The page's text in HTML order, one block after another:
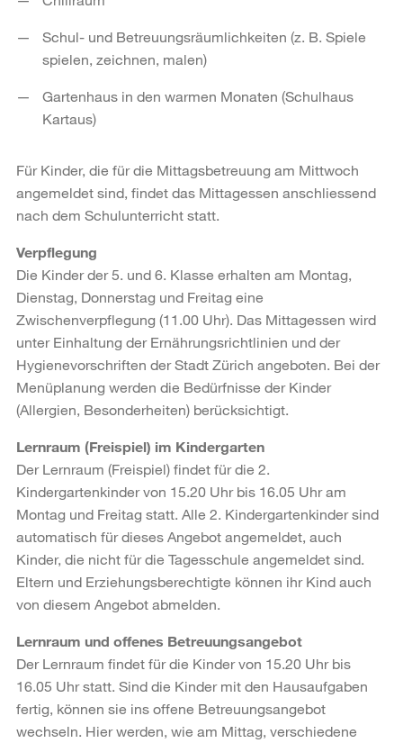
Schul- und Betreuungsräumlichkeiten (z. B. Spiele
spielen, zeichnen, malen)
Gartenhaus in den warmen Monaten (Schulhaus
Kartaus)
Für Kinder, die für die Mittagsbetreuung am Mittwoch
angemeldet sind, findet das Mittagessen anschliessend
nach dem Schulunterricht statt.
Verpflegung
Die Kinder der 5. und 6. Klasse erhalten am Montag,
Dienstag, Donnerstag und Freitag eine
Zwischenverpflegung (11.00 Uhr). Das Mittagessen wird
unter Einhaltung der Ernährungsrichtlinien und der
Hygienevorschriften der Stadt Zürich angeboten. Bei der
Menüplanung werden die Bedürfnisse der Kinder
(Allergien, Besonderheiten) berücksichtigt.
Lernraum (Freispiel) im Kindergarten
Der Lernraum (Freispiel) findet für die 2.
Kindergartenkinder von 15.20 Uhr bis 16.05 Uhr am
Montag und Freitag statt. Alle 2. Kindergartenkinder sind
automatisch für dieses Angebot angemeldet, auch
Kinder, die nicht für die Tagesschule angemeldet sind.
Eltern und Erziehungsberechtigte können ihr Kind auch
von diesem Angebot abmelden.
Lernraum und offenes Betreuungsangebot
Der Lernraum findet für die Kinder von 15.20 Uhr bis
16.05 Uhr statt. Sind die Kinder mit den Hausaufgaben
fertig, können sie ins offene Betreuungsangebot
wechseln. Hier werden, wie am Mittag, verschiedene